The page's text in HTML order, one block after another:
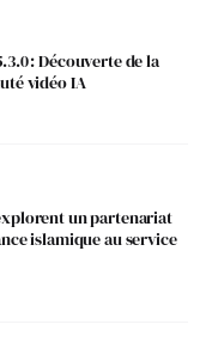
: Découverte de la
vidéo IA
un partenariat
islamique au service